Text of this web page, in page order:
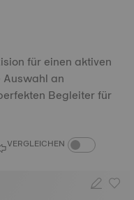
für einen aktiven
Auswahl an
Begleiter für
VERGLEICHEN